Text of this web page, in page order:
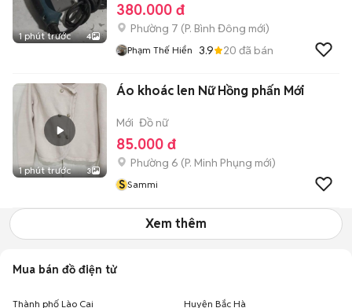
1 phút trước 4
380.000 đ
Phường 7 (P. Bình Đông mới)
Phạm Thế Hiển 3.9 20 đã bán
1 phút trước 3
Áo khoác len Nữ Hồng phấn Mới
Mới Đồ nữ
85.000 đ
Phường 6 (P. Minh Phụng mới)
S Sammi
Xem thêm
Mua bán đồ điện tử
Thành phố Lào Cai Huyện Bắc Hà